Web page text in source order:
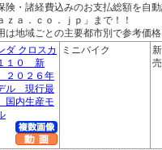
険・諸経費込みのお支払総額を自
ｚａ．ｃｏ．ｊｐ」まで！！
は地域ごとの主要都市別で参考価
ダ クロスカ
１０ 新
０２６年
ル 現行最
内生産モ
ミニバイク